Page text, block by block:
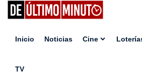
Inicio Noticias Cine
TV